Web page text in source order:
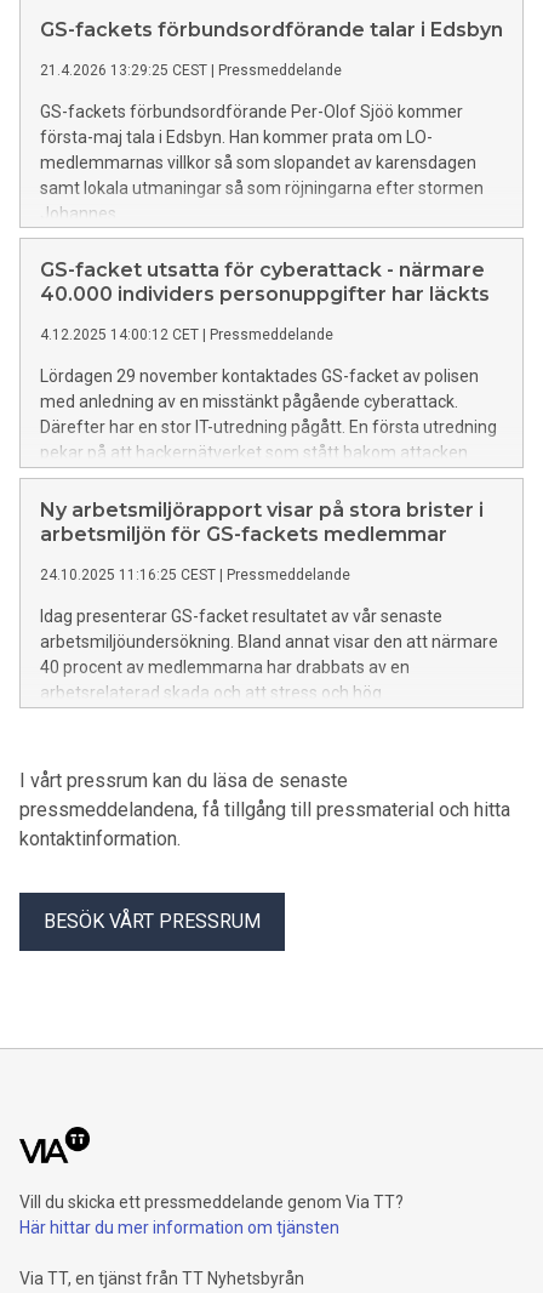
GS-fackets förbundsordförande talar i Edsbyn
21.4.2026 13:29:25 CEST Pressmeddelande
GS-fackets förbundsordförande Per-Olof Sjöö kommer
första-maj tala i Edsbyn. Han kommer prata om LO-
medlemmarnas villkor så som slopandet av karensdagen
samt lokala utmaningar så som röjningarna efter stormen
Johannes.
GS-facket utsatta för cyberattack - närmare
40.000 individers personuppgifter har läckts
4.12.2025 14:00:12 CET Pressmeddelande
Lördagen 29 november kontaktades GS-facket av polisen
med anledning av en misstänkt pågående cyberattack.
Därefter har en stor IT-utredning pågått. En första utredning
pekar på att hackernätverket som stått bakom attacken
hämtat ut en betydande mängd data från våra servrar,
därför betraktar vi våra medlemmars personuppgifter som
läckta. GS-facket uppmanar sina medlemmar att iaktta
Ny arbetsmiljörapport visar på stora brister i
arbetsmiljön för GS-fackets medlemmar
24.10.2025 11:16:25 CEST Pressmeddelande
Idag presenterar GS-facket resultatet av vår senaste
arbetsmiljöundersökning. Bland annat visar den att närmare
40 procent av medlemmarna har drabbats av en
arbetsrelaterad skada och att stress och hög
systematiska arbetsmiljöarbetet. GS-facket kräver åtgärder
för en trygg arbetsmiljö för våra medlemmar.
I vårt pressrum kan du läsa de senaste
pressmeddelandena, få tillgång till pressmaterial och hitta
kontaktinformation.
BESÖK VÅRT PRESSRUM
Vill du skicka ett pressmeddelande genom Via TT?
Här hittar du mer information om tjänsten
Via TT, en tjänst från TT Nyhetsbyrån